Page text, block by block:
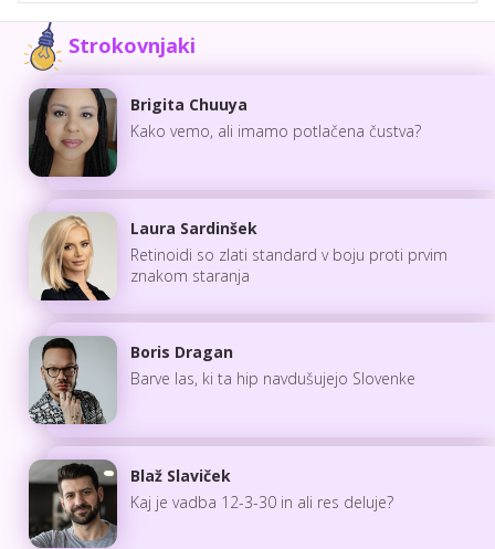
Strokovnjaki
Brigita Chuuya
Kako vemo, ali imamo potlačena čustva?
Laura Sardinšek
Retinoidi so zlati standard v boju proti prvim
znakom staranja
Boris Dragan
Barve las, ki ta hip navdušujejo Slovenke
Blaž Slaviček
Kaj je vadba 12-3-30 in ali res deluje?